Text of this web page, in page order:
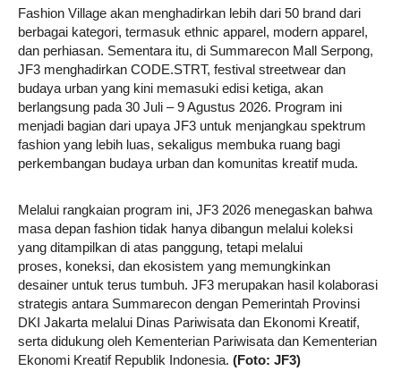
Fashion Village akan menghadirkan lebih dari 50 brand dari
berbagai kategori, termasuk ethnic apparel, modern apparel,
dan perhiasan. Sementara itu, di Summarecon Mall Serpong,
JF3 menghadirkan CODE.STRT, festival streetwear dan
budaya urban yang kini memasuki edisi ketiga, akan
berlangsung pada 30 Juli – 9 Agustus 2026. Program ini
menjadi bagian dari upaya JF3 untuk menjangkau spektrum
fashion yang lebih luas, sekaligus membuka ruang bagi
perkembangan budaya urban dan komunitas kreatif muda.
Melalui rangkaian program ini, JF3 2026 menegaskan bahwa
masa depan fashion tidak hanya dibangun melalui koleksi
yang ditampilkan di atas panggung, tetapi melalui
proses, koneksi, dan ekosistem yang memungkinkan
desainer untuk terus tumbuh. JF3 merupakan hasil kolaborasi
strategis antara Summarecon dengan Pemerintah Provinsi
DKI Jakarta melalui Dinas Pariwisata dan Ekonomi Kreatif,
serta didukung oleh Kementerian Pariwisata dan Kementerian
Ekonomi Kreatif Republik Indonesia. (Foto: JF3)